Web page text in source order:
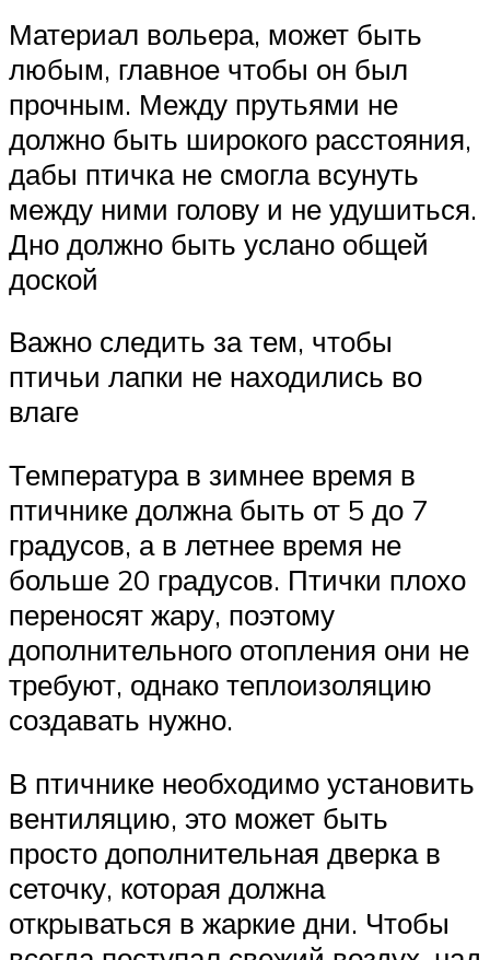
Материал вольера, может быть
любым, главное чтобы он был
прочным. Между прутьями не
должно быть широкого расстояния,
дабы птичка не смогла всунуть
между ними голову и не удушиться.
Дно должно быть услано общей
доской
Важно следить за тем, чтобы
птичьи лапки не находились во
влаге
Температура в зимнее время в
птичнике должна быть от 5 до 7
градусов, а в летнее время не
больше 20 градусов. Птички плохо
переносят жару, поэтому
дополнительного отопления они не
требуют, однако теплоизоляцию
создавать нужно.
В птичнике необходимо установить
вентиляцию, это может быть
просто дополнительная дверка в
сеточку, которая должна
открываться в жаркие дни. Чтобы